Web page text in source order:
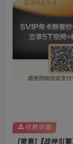
付费资源